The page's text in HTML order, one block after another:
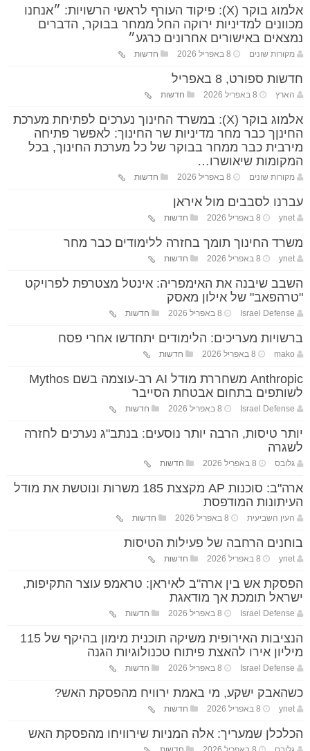
אלמוג בוקר (X): פיקוד העורף לראשי הרשויות: ״אנחנו
מכוונים למדיניות ירוקה החל ממחר בבוקר, הדברים
נמצאים באישורים אחרונים כרגע״
מקורות שונים 8 באפריל 2026 חדשות
חדשות ספורט, 8 באפריל
הארץ 8 באפריל 2026 חדשות
אלמוג בוקר (X): במשרד החינוך נערכים לפתיחת מערכת
החינןך כבר מחר מדיניות שר החינוך: לאפשר פתיחה
מירבית כבר ממחר בבוקר של כל מערכת החינוך, בכל
המקומות שיאושרו…
מקורות שונים 8 באפריל 2026 חדשות
עברנו לסבבים מול איראן
ynet 8 באפריל 2026 חדשות
משרד החינוך תומך בחזרה ללימודים כבר מחר
ynet 8 באפריל 2026 חדשות
השבב שיבנה את האימפריה: אינטל מצטרפת לפרויקט
"טרהפאב" של אילון מאסק
Israel Defense 8 באפריל 2026 חדשות
ברשויות מעריכים: הלימודים יתחדשו אחרי פסח
mako 8 באפריל 2026 חדשות
Anthropic משחררת מודל AI רב-עוצמה בשם Mythos
לשותפים בתחום אבטחת הסייבר
Israel Defense 8 באפריל 2026 חדשות
יותר טיסות, הרבה יותר נוסעים: בנתב"ג נערכים לחזרה
לשגרה
גלובס 8 באפריל 2026 חדשות
ארה"ב: סוכנות AP מקצצת 185 משרות ונוטשת את מודל
העיתונות המודפסת
העין השביעית 8 באפריל 2026 חדשות
בוחנים הרחבה של פעילות הטיסות
ynet 8 באפריל 2026 חדשות
הפסקת אש בין ארה"ב לאיראן: טראמפ עוצר התקיפות,
ישראל תומכת אך מודאגת
Israel Defense 8 באפריל 2026 חדשות
הנציבות האירופית משיקה תוכנית מימון בהיקף של 115
מיליון אירו להאצת פיתוח טכנולוגיות הגנה
Israel Defense 8 באפריל 2026 חדשות
כשהאבק ישקע, מי באמת ירוויח מהפסקת האש?
ynet 8 באפריל 2026 חדשות
הכלכלן שמעריך: אלה המניות שירוויחו מהפסקת האש